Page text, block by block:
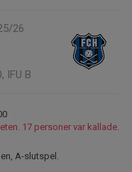
26
IFU B
17 personer var kallade.
A-slutspel.